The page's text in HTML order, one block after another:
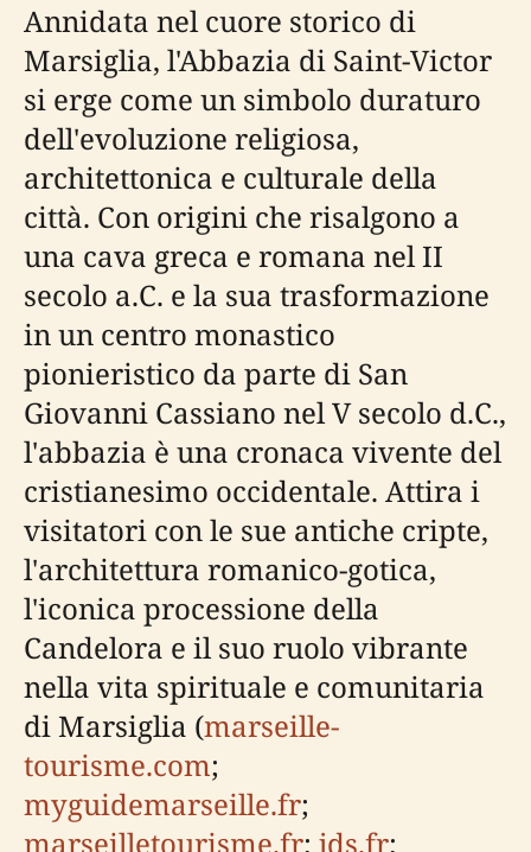
Annidata nel cuore storico di
Marsiglia, l'Abbazia di Saint-Victor
si erge come un simbolo duraturo
dell'evoluzione religiosa,
architettonica e culturale della
città. Con origini che risalgono a
una cava greca e romana nel II
secolo a.C. e la sua trasformazione
in un centro monastico
pionieristico da parte di San
Giovanni Cassiano nel V secolo d.C.,
l'abbazia è una cronaca vivente del
cristianesimo occidentale. Attira i
visitatori con le sue antiche cripte,
l'architettura romanico-gotica,
l'iconica processione della
Candelora e il suo ruolo vibrante
nella vita spirituale e comunitaria
di Marsiglia (marseille-
tourisme.com;
myguidemarseille.fr;
marseilletourisme.fr; jds.fr;